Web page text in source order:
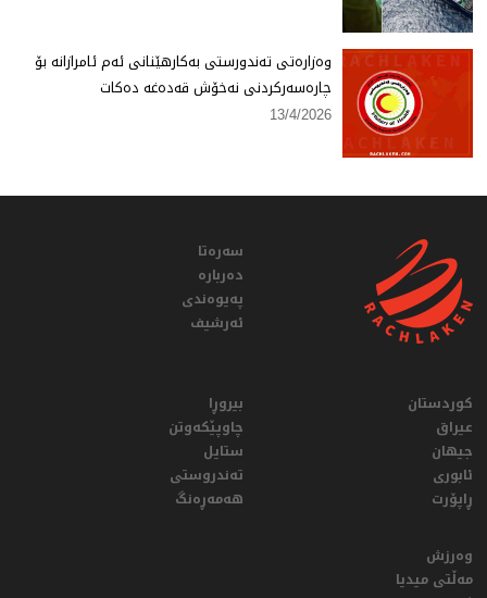
وەزارەتی تەندورستی بەكارهێنانی ئەم ئامرازانە بۆ
چارەسەركردنی نەخۆش قەدەغە دەكات
13/4/2026
سەرەتا
دەربارە
پەیوەندی
ئەرشیف
کوردستان
عيراق
جیهان
ئابوری
ڕاپۆرت
بیروڕا
چاوپێکەوتن
ستایل
تەندروستی
هەمەڕەنگ
وەرزش
مەڵتی میدیا